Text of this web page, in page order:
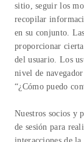
sitio, seguir los
recopilar
en su conjunto.
proporcionar
del usuario. Los
nivel de
“¿Cómo puedo
Nuestros socios y
de sesión para